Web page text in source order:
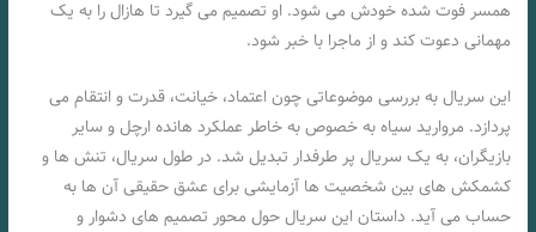
همسر فوت شده خودش می شود. او تصمیم می گیرد تا هازال را به یک
مهمانی دعوت کند و از ماجرا با خبر شود.
این سریال به بررسی موضوعاتی چون اعتماد، خیانت، قدرت و انتقام می‌
پردازد. مروارید سیاه به خصوص به خاطر عملکرد هانده ارچل و سایر
بازیگران، به یک سریال پر طرفدار تبدیل شد. در طول سریال، تنش‌ ها و
کشمکش‌ های بین شخصیت‌ ها آزمایشی برای عشق حقیقی آن‌ ها به
حساب می‌ آید. داستان این سریال حول محور تصمیم‌ های دشوار و